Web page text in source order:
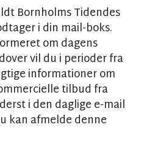
Bornholms Tidendes
i din mail-boks.
om dagens
vil du i perioder fra
informationer om
tilbud fra
i den daglige e-mail
kan afmelde denne